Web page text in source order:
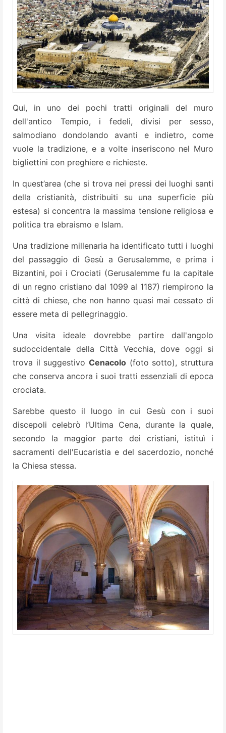
Qui, in uno dei pochi tratti originali del muro
dell'antico Tempio, i fedeli, divisi per sesso,
salmodiano dondolando avanti e indietro, come
vuole la tradizione, e a volte inseriscono nel Muro
bigliettini con preghiere e richieste.
In quest’area (che si trova nei pressi dei luoghi santi
della cristianità, distribuiti su una superficie più
estesa) si concentra la massima tensione religiosa e
politica tra ebraismo e Islam.
Una tradizione millenaria ha identificato tutti i luoghi
del passaggio di Gesù a Gerusalemme, e prima i
Bizantini, poi i Crociati (Gerusalemme fu la capitale
di un regno cristiano dal 1099 al 1187) riempirono la
città di chiese, che non hanno quasi mai cessato di
essere meta di pellegrinaggio.
Una visita ideale dovrebbe partire dall'angolo
sudoccidentale della Città Vecchia, dove oggi si
trova il suggestivo Cenacolo (foto sotto), struttura
che conserva ancora i suoi tratti essenziali di epoca
crociata.
Sarebbe questo il luogo in cui Gesù con i suoi
discepoli celebrò l’Ultima Cena, durante la quale,
secondo la maggior parte dei cristiani, istituì i
sacramenti dell'Eucaristia e del sacerdozio, nonché
la Chiesa stessa.